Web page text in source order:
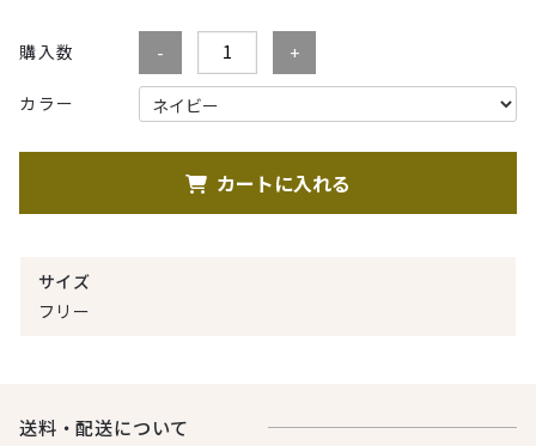
購入数
カラー
カートに入れる
サイズ
フリー
送料・配送について